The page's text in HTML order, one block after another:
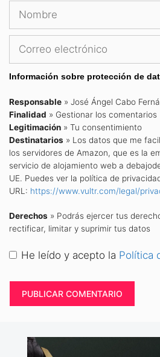
Nombre
Correo
Información sobre protección de
Responsable » José Ángel Cabo
Finalidad » Gestionar los comentarios
Legitimación » Tu consentimiento
Destinatarios » Los datos que me
los servidores de Amazon, que es la
servicio de alojamiento web a
UE. Puedes ver la política de
URL: https://www.vultr.com/legal/
Derechos » Podrás ejercer tus
rectificar, limitar y suprimir tus datos
He leído y acepto la Política